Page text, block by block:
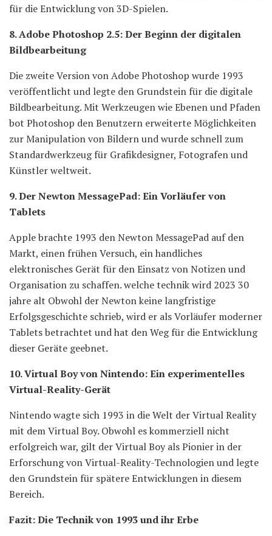
für die Entwicklung von 3D-Spielen.
8. Adobe Photoshop 2.5: Der Beginn der digitalen
Bildbearbeitung
Die zweite Version von Adobe Photoshop wurde 1993
veröffentlicht und legte den Grundstein für die digitale
Bildbearbeitung. Mit Werkzeugen wie Ebenen und Pfaden
bot Photoshop den Benutzern erweiterte Möglichkeiten
zur Manipulation von Bildern und wurde schnell zum
Standardwerkzeug für Grafikdesigner, Fotografen und
Künstler weltweit.
9. Der Newton MessagePad: Ein Vorläufer von
Tablets
Apple brachte 1993 den Newton MessagePad auf den
Markt, einen frühen Versuch, ein handliches
elektronisches Gerät für den Einsatz von Notizen und
Organisation zu schaffen. welche technik wird 2023 30
jahre alt Obwohl der Newton keine langfristige
Erfolgsgeschichte schrieb, wird er als Vorläufer moderner
Tablets betrachtet und hat den Weg für die Entwicklung
dieser Geräte geebnet.
10. Virtual Boy von Nintendo: Ein experimentelles
Virtual-Reality-Gerät
Nintendo wagte sich 1993 in die Welt der Virtual Reality
mit dem Virtual Boy. Obwohl es kommerziell nicht
erfolgreich war, gilt der Virtual Boy als Pionier in der
Erforschung von Virtual-Reality-Technologien und legte
den Grundstein für spätere Entwicklungen in diesem
Bereich.
Fazit: Die Technik von 1993 und ihr Erbe